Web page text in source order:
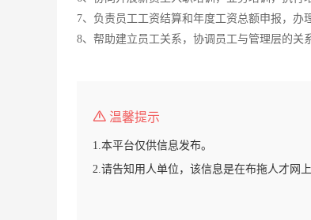
7、负责员工工资结算和年度工资总额申报，办
8、帮助建立员工关系，协调员工与管理层的关
温馨提示
1.本平台仅供信息发布。
2.请告知用人单位，该信息是在布拖人才网上